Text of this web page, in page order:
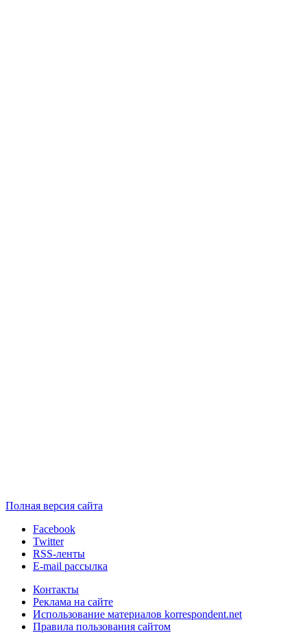
Полная версия сайта
Facebook
Twitter
RSS-ленты
E-mail рассылка
Контакты
Реклама на сайте
Использование материалов korrespondent.net
Правила пользования сайтом